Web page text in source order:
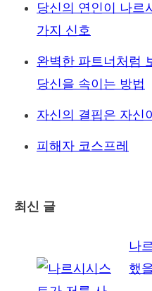
당신의 연인이 나르
가지 신호
완벽한 파트너처럼
당신을 속이는 방법
자신의 결핍은 자신
피해자 코스프레
최신 글
나
했